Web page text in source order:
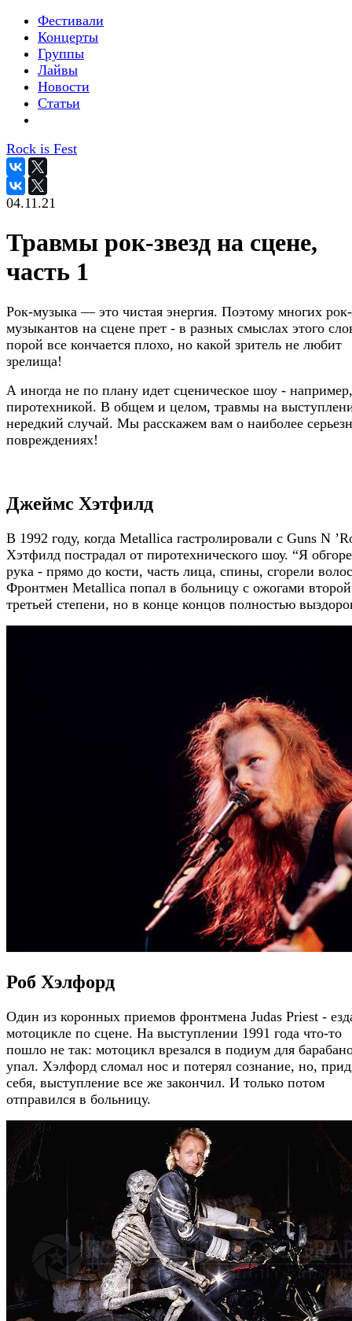
Фестивали
Концерты
Группы
Лайвы
Новости
Статьи
Rock is Fest
04.11.21
Травмы рок-звезд на сцене,
часть 1
Рок-музыка — это чистая энергия. Поэтому многих рок-
музыкантов на сцене прет - в разных смыслах этого
порой все кончается плохо, но какой зритель не любит
зрелища!
А иногда не по плану идет сценическое шоу -
пиротехникой. В общем и целом, травмы на
нередкий случай. Мы расскажем вам о наиболее
повреждениях!
Джеймс Хэтфилд
В 1992 году, когда Metallica гастролировали с Guns N
Хэтфилд пострадал от пиротехнического шоу. “Я
рука - прямо до кости, часть лица, спины, сгорели
Фронтмен Metallica попал в больницу с ожогами
третьей степени, но в конце концов полностью
Роб Хэлфорд
Один из коронных приемов фронтмена Judas Priest -
мотоцикле по сцене. На выступлении 1991 года что-то
пошло не так: мотоцикл врезался в подиум для
упал. Хэлфорд сломал нос и потерял сознание, но,
себя, выступление все же закончил. И только потом
отправился в больницу.